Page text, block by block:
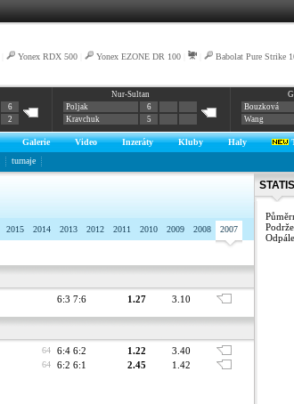
Yonex RDX 500 Yonex EZONE DR 100 Babolat Pure Strike
6
2
Nur-Sultan
Poljak
6
Kravchuk
5
Bouzková
Wang
Galerie Video Inzeráty Kluby Haly
turnaje
2015 2014 2013 2012 2011 2010 2009 2008 2007
6:3 7:6 1.27 3.10
64 6:4 6:2 1.22 3.40
64 6:2 6:1 2.45 1.42